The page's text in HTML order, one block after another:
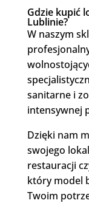
Gdzie kupić
Lublinie?
W naszym
sanitarne i
intensywnej
Dzięki nam
swojego
restauracji
który model
Twoim